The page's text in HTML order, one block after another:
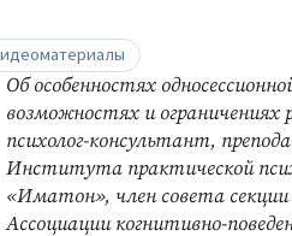
Об особенностях
возможностях и ограничениях
психолог-консультант,
Института практической
«Иматон», член совета
Ассоциации когнитивно-